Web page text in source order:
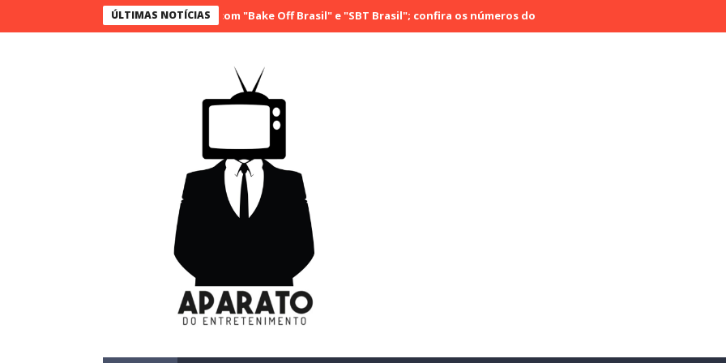
ÚLTIMAS NOTÍCIAS
conquista a vice liderança com "Bake Off Brasil" e "SBT Brasil"; confira os números do último sábado (29) Rádio Cultura Brasil